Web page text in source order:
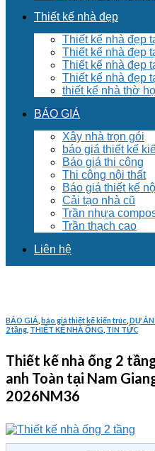
Thiết kế nhà đẹp
Thiết kế nhà đẹp
Thiết kế nhà đẹp
Thiết kế nhà đẹp
Thiết kế nhà đẹp
thiết kế nhà thờ họ
BÁO GIÁ
Xây nhà trọn gói
báo giá thiết kế
Báo giá thi công
Thi công nội thất
Báo giá thiết kế
Cải tạo nhà cũ
Trần nhựa
Trần thạch cao
Liên hệ
BÁO GIÁ báo giá thiết kế kiến trúc DỰ
2 tầng THIẾT KẾ NHÀ ỐNG TIN TỨC
Thiết kế nhà ống 2
anh Toàn tại Nam
2026NM36